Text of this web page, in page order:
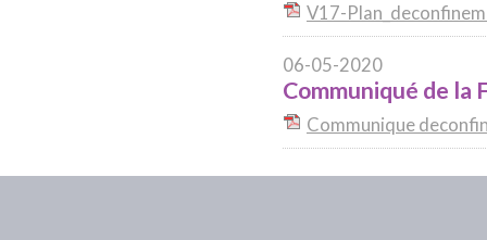
V17-
06-05-2020
Communiqué de la
Communique